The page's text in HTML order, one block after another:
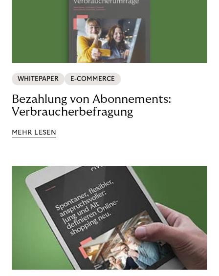
WHITEPAPER E-COMMERCE
Bezahlung von Abonnements:
Verbraucherbefragung
MEHR LESEN